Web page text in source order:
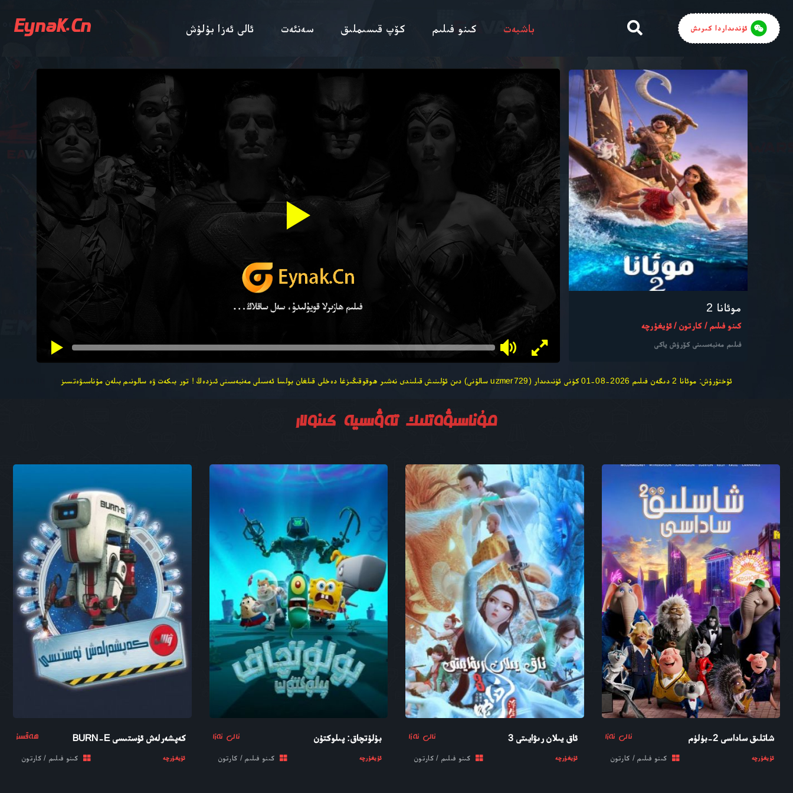
EynaK.Cn باشبەت كىنو فىلىم كۆپ قىسىملىق سەنئەت ئالى ئەزا بۇلۇش
موئانا 2
كىنو فىلىم / كارتون / ئۇيغۇرچە
فىلىم مەنبەسىىنى كۆرۈش ياكى
ئۇختۇرۇش: موئانا 2 دىگەن فىلىم 2026-08-01 كۈنى ئۈنىدىدار (uzmer729 سالۇنى) دىن ئۇلىنىش قىلىندى نەشىر ھوقوقىڭىزغا دەخلى قىلغان بولسا ئەسىلى مەنبەسىنى ئىزدەڭ ! تور بىكەت ۋە سالونىم بىلەن مۇناسىۋەتسىز
مۇناسىۋەتلىك تەۋسىيە كىنولار
شاتلىق ساداسى 2-بۈلۈم ئالى ئەزا
ئۇيغۇرچە كىنو فىلىم / كارتون
ئاق يىلان رىۋايىتى 3 ئالى ئەزا
ئۇيغۇرچە كىنو فىلىم / كارتون
بۇلۇتچاق: پىلوكتۇن ئالى ئەزا
ئۇيغۇرچە كىنو فىلىم / كارتون
كەپشەرلەش ئۇستىسى BURN-E ھەقسىز
ئۇيغۇرچە كىنو فىلىم / كارتون